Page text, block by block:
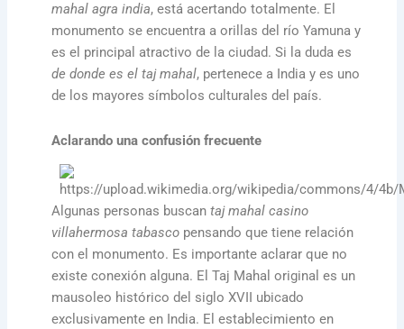
mahal agra india, está acertando totalmente. El
monumento se encuentra a orillas del río Yamuna y
es el principal atractivo de la ciudad. Si la duda es
de donde es el taj mahal, pertenece a India y es uno
de los mayores símbolos culturales del país.
Aclarando una confusión frecuente
Algunas personas buscantaj mahal casino
villahermosa tabasco pensando que tiene relación
con el monumento. Es importante aclarar que no
existe conexión alguna. El Taj Mahal original es un
mausoleo histórico del siglo XVII ubicado
exclusivamente en India. El establecimiento en